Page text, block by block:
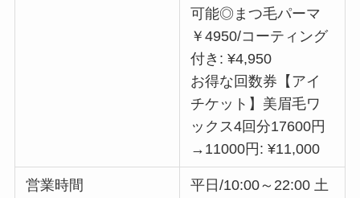
可能◎まつ毛パーマ
￥4950/コーティング
付き: ¥4,950
お得な回数券【アイ
チケット】美眉毛ワ
ックス4回分17600円
→11000円: ¥11,000
営業時間
平日/10:00～22:00 土